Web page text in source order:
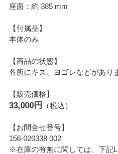
座面：約 385 mm
【付属品】
本体のみ
【商品の状態】
各所にキズ、ヨゴレなどがあり
【販売価格】
33,000円 （税込）
【お問合せ番号】
156-020338 002
※在庫の有無に関しては、下記